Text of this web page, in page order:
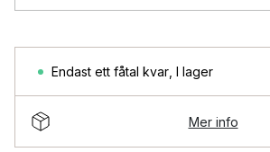
Endast ett fåtal kvar I lager
Mer info